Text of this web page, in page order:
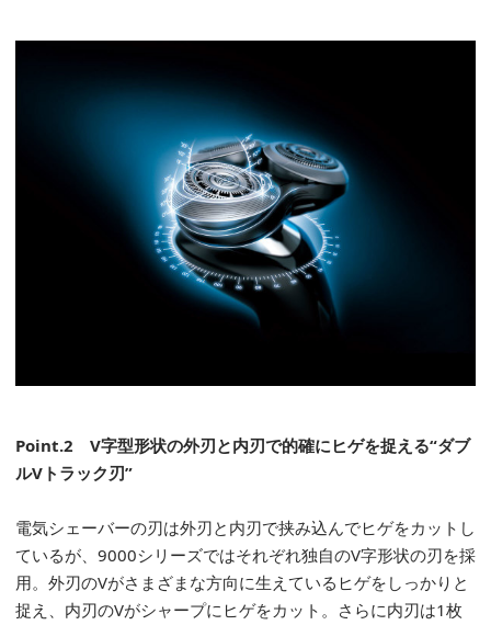
Point.2 V字型形状の外刃と内刃で的確にヒゲを捉える“ダブ
ルV トラック刃”
電気シェーバーの刃は外刃と内刃で挟み込んでヒゲをカットし
ているが、9000シリーズではそれぞれ独自のV字形状の刃を採
用。外刃のVがさまざまな方向に生えているヒゲをしっかりと
捉え、内刃のVがシャープにヒゲをカット。さらに内刃は1枚